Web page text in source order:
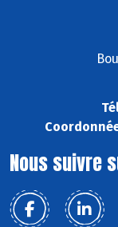
Nous suivre